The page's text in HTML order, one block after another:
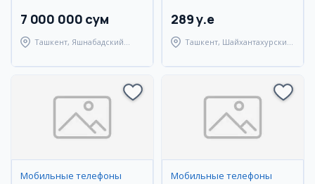
7 000 000 сум
Ташкент, Яшнабадский
289 y.e
Ташкент, Шайхантахурский
Мобильные телефоны Мобильные телефоны